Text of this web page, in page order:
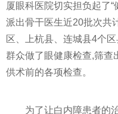
厦眼科医院切实担负起了
派出骨干医生近20批次共
区、上杭县、连城县4个
群众做了眼健康检查,筛查
供术前的各项检查。
为了让白内障患者的